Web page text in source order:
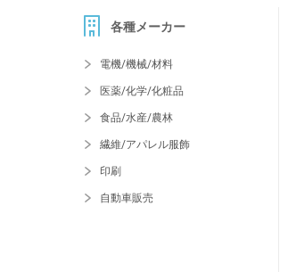
各種メーカー
電機/機械/材料
医薬/化学/化粧品
食品/水産/農林
繊維/アパレル服飾
印刷
自動車販売